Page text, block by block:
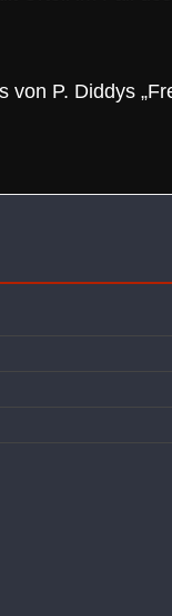
von P. Diddys